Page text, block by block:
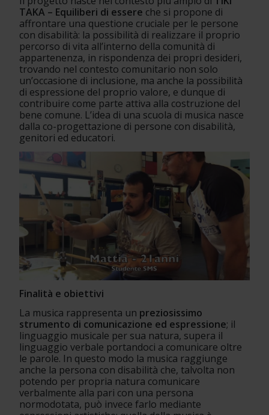
TAKA – Equiliberi di essere che si propone di
affrontare una questione cruciale per le persone
con disabilità: la possibilità di realizzare il proprio
percorso di vita all’interno della comunità di
appartenenza, in rispondenza dei propri desideri,
trovando nel contesto comunitario non solo
un’occasione di inclusione, ma anche la possibilità
di espressione del proprio valore, e dunque di
contribuire come parte attiva alla costruzione del
bene comune. L’idea di una scuola di musica nasce
dalla co-progettazione di persone con disabilità,
genitori ed educatori.
Finalità e obiettivi
La musica rappresenta un preziosissimo
strumento di comunicazione ed espressione; il
linguaggio musicale per sua natura, supera il
linguaggio verbale portandoci a comunicare oltre
le parole. In questo modo la musica raggiunge
anche la persona con disabilità che, talvolta non
potendo per propria natura comunicare
verbalmente alla pari con una persona
normodotata, può invece farlo mediante